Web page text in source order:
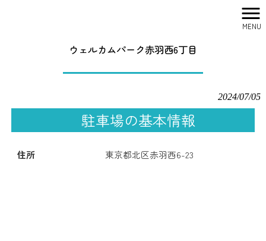
MENU
ウェルカムパーク赤羽西6丁目
ウェルカムパーク赤羽西6丁目
2024/07/05
駐車場の基本情報
住所 東京都北区赤羽西6-23